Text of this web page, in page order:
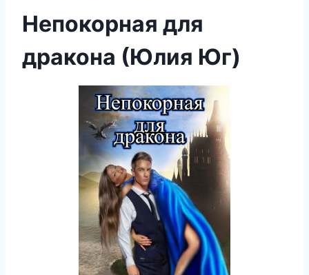
Непокорная для
дракона (Юлия Юг)